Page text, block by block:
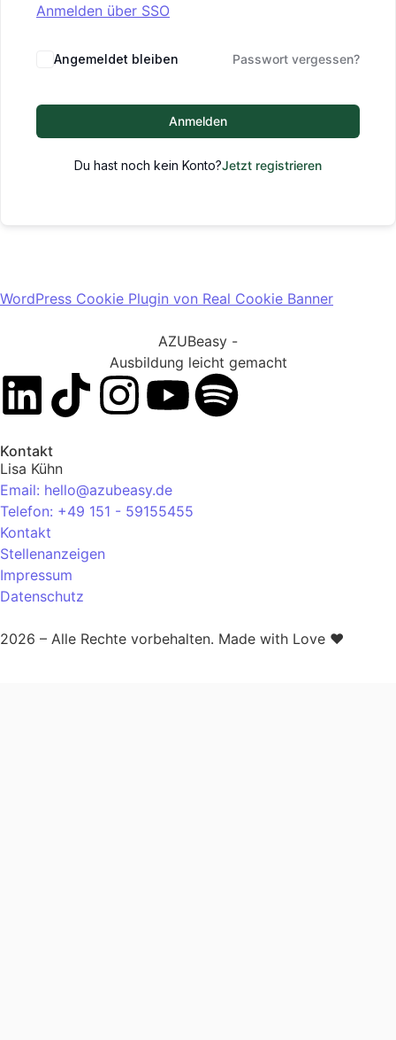
Anmelden über SSO
Angemeldet bleiben Passwort vergessen?
Anmelden
Du hast noch kein Konto?Jetzt registrieren
WordPress Cookie Plugin von Real Cookie Banner
AZUBeasy -
Ausbildung leicht gemacht
Kontakt
Lisa Kühn
Email: hello@azubeasy.de
Telefon: +49 151 - 59155455
Kontakt
Stellenanzeigen
Impressum
Datenschutz
2026 – Alle Rechte vorbehalten. Made with Love ❤️